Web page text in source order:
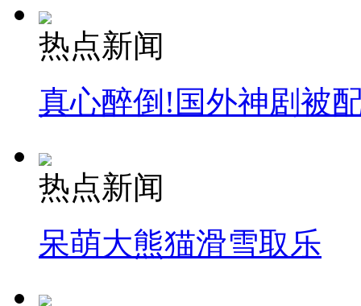
热点新闻
真心醉倒!国外神剧被
热点新闻
呆萌大熊猫滑雪取乐